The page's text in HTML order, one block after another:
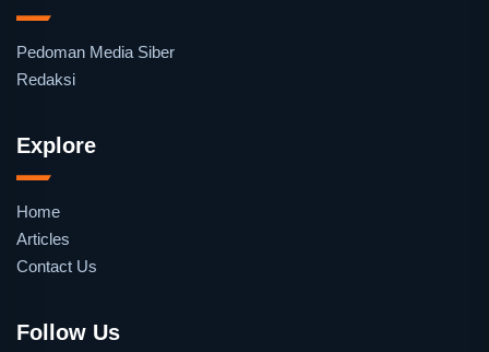
Pedoman Media Siber
Redaksi
Explore
Home
Articles
Contact Us
Follow Us